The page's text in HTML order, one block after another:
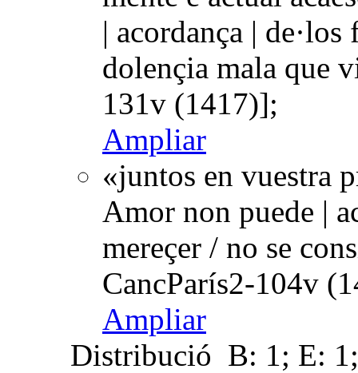
| acordança |
dolençia mala que
131v (1417)];
Ampliar
«juntos en vuestra
Amor non puede |
mereçer / no se
CancParís2-104v
Ampliar
Distribució B: 1; E: 1;